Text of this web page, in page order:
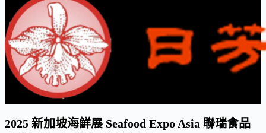
2025 新加坡海鮮展 Seafood Expo Asia 聯瑞食品